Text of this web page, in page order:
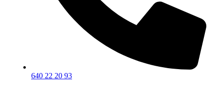
640 22 20 93